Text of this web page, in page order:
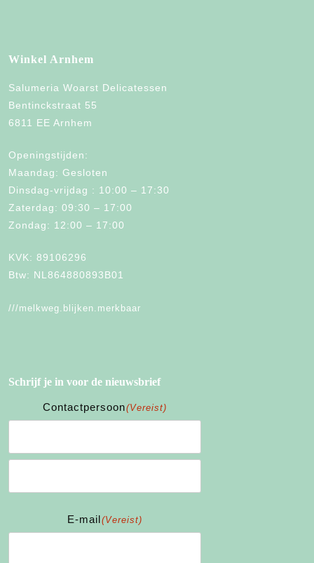
Winkel Arnhem
Salumeria Woarst Delicatessen
Bentinckstraat 55
6811 EE Arnhem
Openingstijden:
Maandag: Gesloten
Dinsdag-vrijdag : 10:00 – 17:30
Zaterdag: 09:30 – 17:00
Zondag: 12:00 – 17:00
KVK: 89106296
Btw: NL864880893B01
///melkweg.blijken.merkbaar
Schrijf je in voor de nieuwsbrief
Contactpersoon(Vereist)
E-mail(Vereist)